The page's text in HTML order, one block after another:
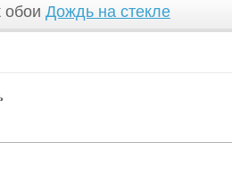
обои Дождь на стекле